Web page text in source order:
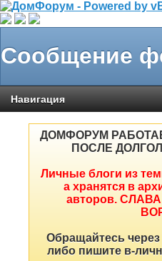
Сообщение
Навигация
ДОМФОРУМ
ПОСЛЕ
Личные блоги из
а хранятся в
авторов.
Обращайтесь через
либо пишите в-